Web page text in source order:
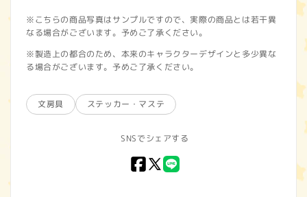
※こちらの商品写真はサンプルですので、実際の商品とは若干異
なる場合がございます。予めご了承ください。
※製造上の都合のため、本来のキャラクターデザインと多少異な
る場合がございます。予めご了承ください。
文房具 ステッカー・マステ
SNSでシェアする
Facebook
X